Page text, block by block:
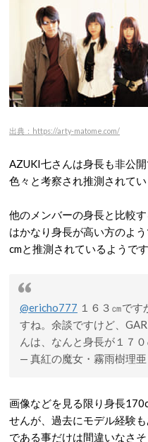
出典：https://arty-matome.com/
AZUKI七さんは身長も非公
色々と考察され推測されてい
他のメンバーの身長と比較
はかなり身長が高い方のよ
cmと推測されているようです
@ericho777 １６３㎝で
すね。余談ですけど、
んは、なんと身長が１７
— 真紅の魔女・霧雨樹理亜
画像などを見る限り身長
せんが、過去にモデル経験
である事だけは間違いなさそ